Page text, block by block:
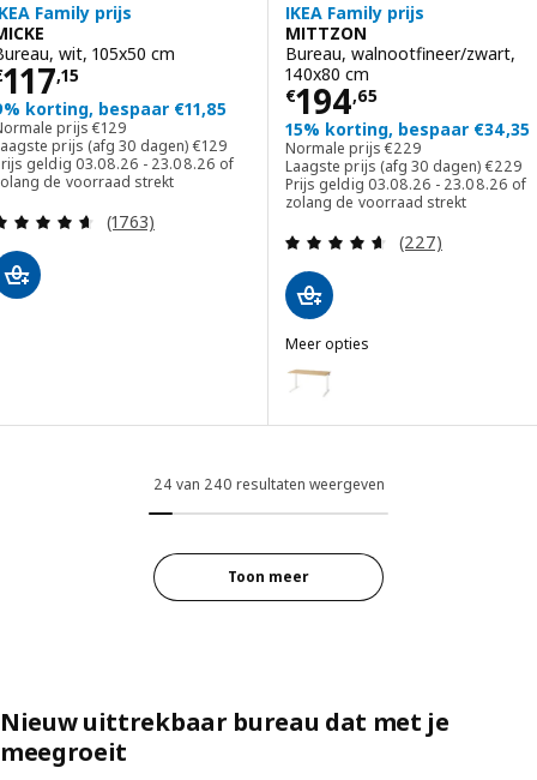
Family prijs
wit, 105x50 cm
117,15
€ 117,15
korting, bespaar €11,85
prijs€129
Normale prijs € 129
prijs (afg 30 dagen)€129
Laagste prijs (afg 30 dagen) € 129
geldig 03.08.26 - 23.08.26 of
de voorraad strekt
Beoordeling: 4.6 van 5 sterren. Totaal
(1763)
IKEA Family prijs
MITTZON
Bureau, walnootfineer/zwart,
140x80 cm
€194,65
Prijs € 194,65
15% korting, bespaar €34,35
Normale prijs€229
Normale prijs € 229
Laagste prijs (afg 30 dagen)€229
Prijs geldig 03.08.26 - 23.08.26 of
zolang de voorraad strekt
Beoordeling:
(227)
Meer opties
Optie: MITTZON, Bureau,
Optie: MITTZON, Bureau, wit,
Optie: MITTZON, Bureau, wit,
Optie: MITTZON, Bureau,
24 van 240 resultaten weergeven
Toon meer
Nieuw uittrekbaar bureau dat met je
meegroeit